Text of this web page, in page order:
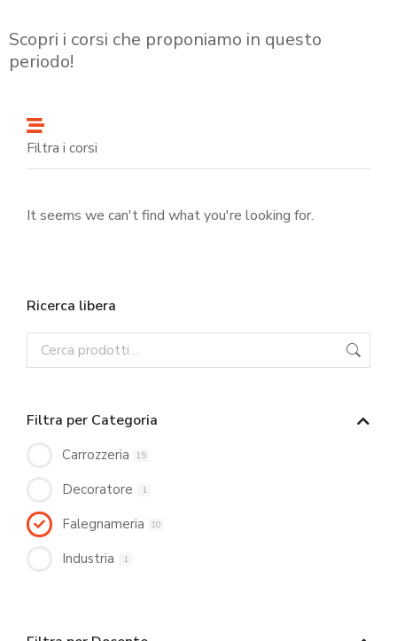
Scopri i corsi che proponiamo in questo
periodo!
Filtra i corsi
It seems we can't find what you're looking for.
Ricerca libera
Filtra per Categoria
Carrozzeria 15
Decoratore 1
Falegnameria 10
Industria 1